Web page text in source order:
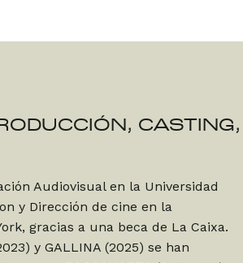
CASTING,
Audiovisual en la Universidad
y Dirección de cine en la
gracias a una beca de La Caixa.
y GALLINA (2025) se han